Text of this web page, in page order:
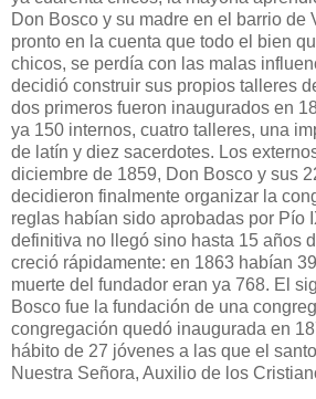
Don Bosco y su madre en el barrio de
pronto en la cuenta que todo el bien
chicos, se perdía con las malas
decidió construir sus propios talleres
dos primeros fueron inaugurados en
ya 150 internos, cuatro talleres, una
de latín y diez sacerdotes. Los
diciembre de 1859, Don Bosco y sus
decidieron finalmente organizar la
reglas habían sido aprobadas por Pío
definitiva no llegó sino hasta 15 años
creció rápidamente: en 1863 habían
muerte del fundador eran ya 768. El
Bosco fue la fundación de una
congregación quedó inaugurada en
hábito de 27 jóvenes a las que el
Nuestra Señora, Auxilio de los